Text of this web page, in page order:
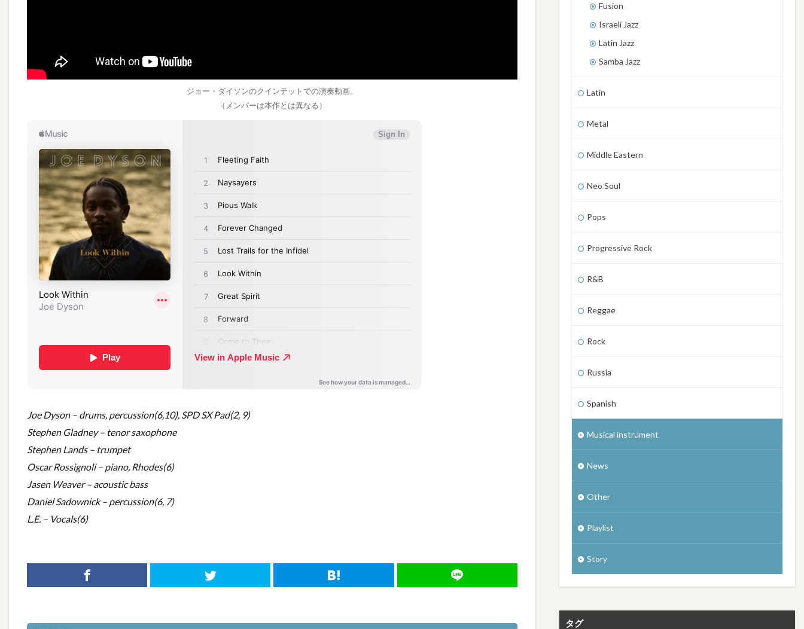
ジョー・ダイソンのクインテットでの演奏動画。
（メンバーは本作とは異なる）
Joe Dyson – drums, percussion(6,10), SPD SX Pad(2, 9)
Stephen Gladney – tenor saxophone
Stephen Lands – trumpet
Oscar Rossignoli – piano, Rhodes(6)
Jasen Weaver – acoustic bass
Daniel Sadownick – percussion(6, 7)
L.E. – Vocals(6)
Fusion
Israeli Jazz
Latin Jazz
Samba Jazz
Latin
Metal
Middle Eastern
Neo Soul
Pops
Progressive Rock
R&B
Reggae
Rock
Russia
Spanish
Musical instrument
News
Other
Playlist
Story
タグ